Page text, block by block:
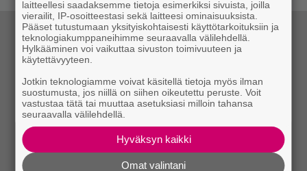
laitteellesi saadaksemme tietoja esimerkiksi sivuista, joilla
vierailit, IP-osoitteestasi sekä laitteesi ominaisuuksista.
Pääset tutustumaan yksityiskohtaisesti käyttötarkoituksiin ja
teknologiakumppaneihimme seuraavalla välilehdellä.
Hylkääminen voi vaikuttaa sivuston toimivuuteen ja
käytettävyyteen.
Jotkin teknologiamme voivat käsitellä tietoja myös ilman
suostumusta, jos niillä on siihen oikeutettu peruste. Voit
vastustaa tätä tai muuttaa asetuksiasi milloin tahansa
seuraavalla välilehdellä.
Hyväksyn kaikki
Omat valintani